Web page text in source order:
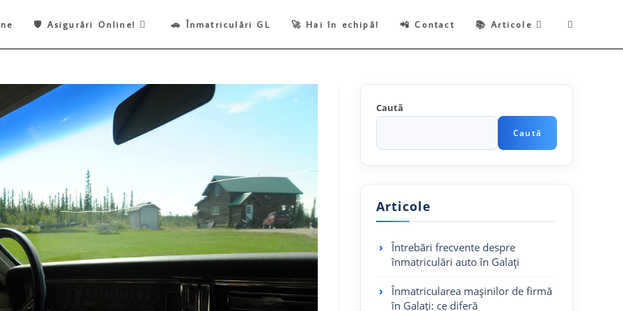
🛡️ Asigurări Online! 🚗 Înmatriculări GL 🚀 Hai în echipă! 📲 Contact 📚 Articole Toggle
Caută
Caută
Articole
Întrebări frecvente despre
înmatriculări auto în Galați
Înmatricularea mașinilor de firmă
în Galați: ce diferă